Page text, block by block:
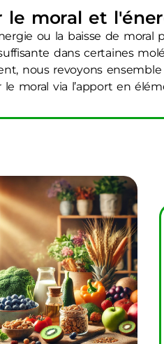
le moral et
ou la baisse de
dans certaines
nous revoyons
moral via l’apport en